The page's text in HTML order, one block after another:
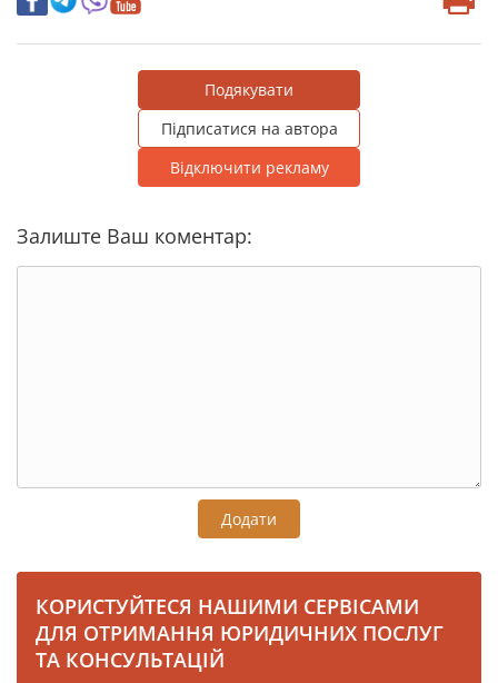
Подякувати
Підписатися на автора
Відключити рекламу
Залиште Ваш коментар:
Додати
КОРИСТУЙТЕСЯ НАШИМИ СЕРВІСАМИ
ДЛЯ ОТРИМАННЯ ЮРИДИЧНИХ ПОСЛУГ
ТА КОНСУЛЬТАЦІЙ